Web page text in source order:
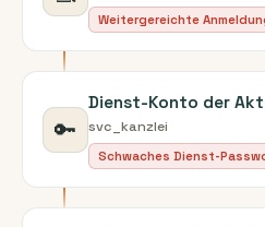
Weitergereichte
🔑
Dienst-Konto der
svc_kanzlei
Schwaches Dienst-